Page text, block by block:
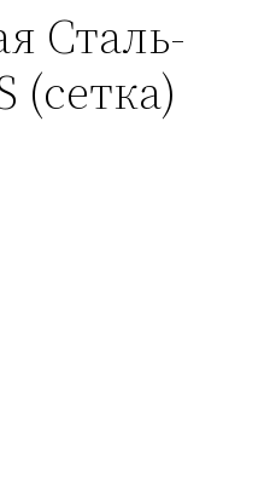
Сталь-
(сетка)